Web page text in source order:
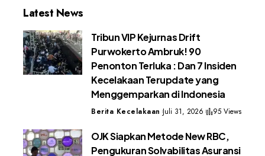
Latest News
Tribun VIP Kejurnas Drift
Purwokerto Ambruk! 90
Penonton Terluka : Dan 7 Insiden
Kecelakaan Terupdate yang
Menggemparkan di Indonesia
Berita Kecelakaan Juli 31, 2026 95 Views
OJK Siapkan Metode New RBC,
Pengukuran Solvabilitas Asuransi